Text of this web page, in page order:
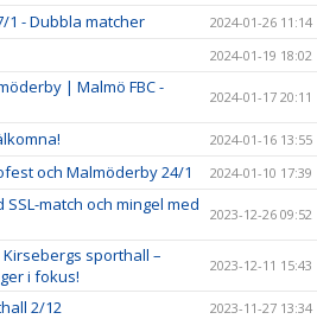
1 - Dubbla matcher 2024-01-26 11:14
2024-01-19 18:02
| Malmö FBC -
2024-01-17 20:11
2024-01-16 13:55
och Malmöderby 24/1 2024-01-10 17:39
match och mingel med
2023-12-26 09:52
sporthall –
i fokus!
2023-12-11 15:43
2/12 2023-11-27 13:34